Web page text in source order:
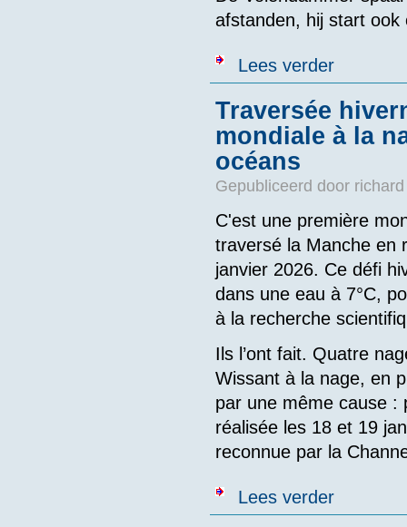
afstanden, hij start
Lees verderover
Traversée
mondiale à la
océans
Gepubliceerd door
C'est une première
traversé la Manche en
janvier 2026. Ce défi
dans une eau à 7°C,
à la recherche
Ils l’ont fait. Quatre
Wissant à la nage, en
par une même cause :
réalisée les 18 et 19
reconnue par la
Lees verderover